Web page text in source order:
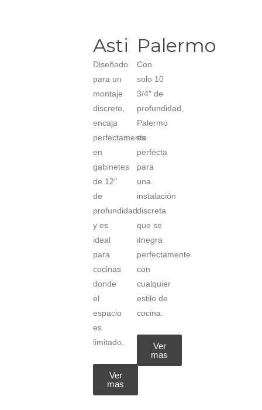
Asti
Diseñado
para un
montaje
discreto,
encaja
perfectamente
en
gabinetes
de 12″
de
profundidad
y es
ideal
para
cocinas
donde
el
espacio
es
limitado.
Ver
mas
Palermo
Con
solo 10
3/4″ de
profundidad,
Palermo
es
perfecta
para
una
instalación
discreta
que se
itnegra
perfectamente
con
cualquier
estilo de
cocina.
Ver
mas